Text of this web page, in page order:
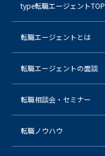
type転職エージェントTOP
転職エージェントとは
転職エージェントの面談
転職相談会・セミナー
転職ノウハウ